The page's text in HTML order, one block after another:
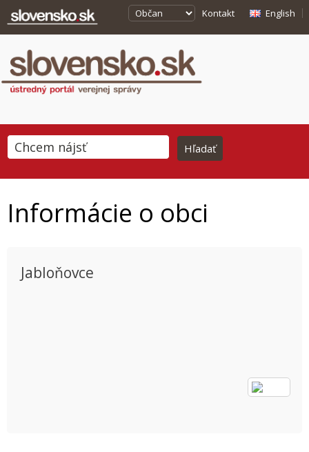
Kontakt English
Informácie o obci
Jabloňovce